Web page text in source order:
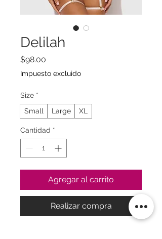
Delilah
$98.00
Impuesto excluido
Size *
Small
Large XL
Cantidad *
Agregar al carrito
Realizar compra